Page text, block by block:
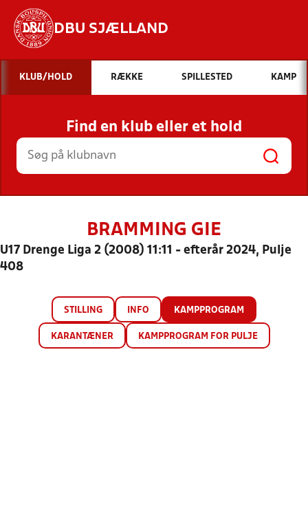
DBU SJÆLLAND
Hvad vil du søge efter?
INDHOLD OG NYHEDER
STILLINGER, RESULTATER, KLUBBER OG
HOLD
KLUB/HOLD RÆKKE SPILLESTED KAMP
Find en klub eller et hold
BRAMMING GIE
U17 Drenge Liga 2 (2008) 11:11 - efterår 2024, Pulje
408
STILLING INFO KAMPPROGRAM
KARANTÆNER KAMPPROGRAM FOR PULJE